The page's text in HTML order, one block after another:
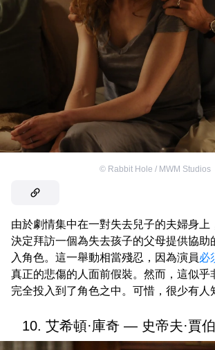
© Rabbit Hole / MWM Studios
由於劇情集中在一對失去兒子的夫婦身上
決定拜訪一個為失去孩子的父母提供協助
入角色。這一舉動相當殘忍，因為演員必
真正的悲傷的人面前假裝。然而，這似乎
完全投入到了角色之中。可惜，很少有人
10. 艾希頓·庫奇 — 史帝夫·賈伯